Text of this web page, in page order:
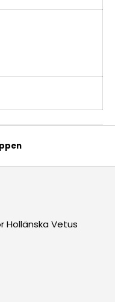
Vetus